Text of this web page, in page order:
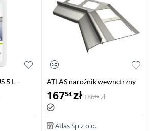
5 L -
alg,
ATLAS narożnik wewnętrzny
135° system 100, balkonowo-
tarasowy (1 szt.)
16754zł18616 zł
Atlas Sp z o.o.